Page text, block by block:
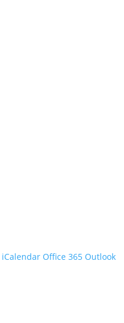
iCalendar Office 365 Outlook